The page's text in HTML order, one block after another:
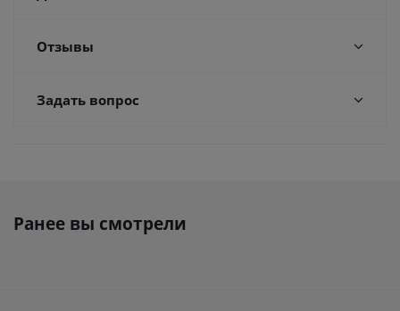
Отзывы
Задать вопрос
Ранее вы смотрели